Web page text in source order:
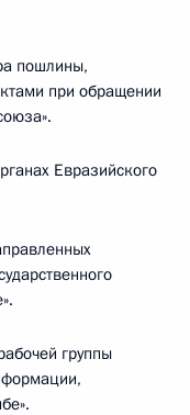
пошлины,
при обращении
Евразийского
группы